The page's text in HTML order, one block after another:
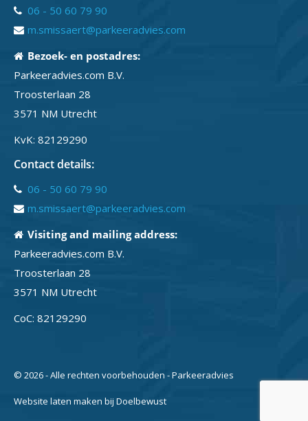
06 - 50 60 79 90
m.smissaert@parkeeradvies.com
Bezoek- en postadres:
Parkeeradvies.com B.V.
Troosterlaan 28
3571 NM Utrecht
KvK: 82129290
Contact details:
06 - 50 60 79 90
m.smissaert@parkeeradvies.com
Visiting and mailing address:
Parkeeradvies.com B.V.
Troosterlaan 28
3571 NM Utrecht
CoC: 82129290
© 2026 - Alle rechten voorbehouden - Parkeeradvies
Website laten maken bij Doelbewust